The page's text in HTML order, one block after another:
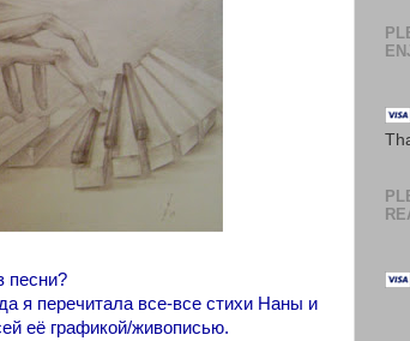
песни?
я перечитала все-все стихи Наны и
её графикой/живописью.